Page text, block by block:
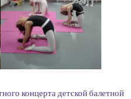
концерта детской балетной